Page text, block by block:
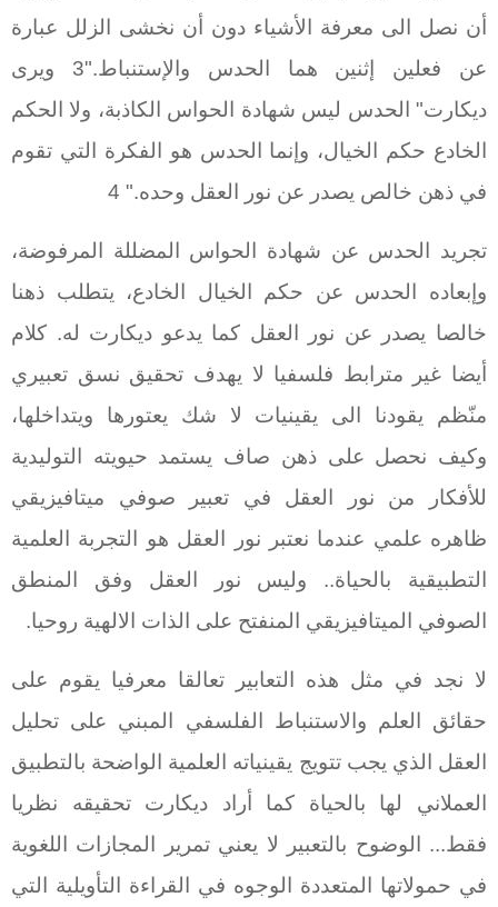
أن نصل الى معرفة الأشياء دون أن نخشى الزلل عبارة
عن فعلين إثنين هما الحدس والإستنباط."3 ويرى
ديكارت" الحدس ليس شهادة الحواس الكاذبة، ولا الحكم
الخادع حكم الخيال، وإنما الحدس هو الفكرة التي تقوم
في ذهن خالص يصدر عن نور العقل وحده." 4
تجريد الحدس عن شهادة الحواس المضللة المرفوضة،
وإبعاده الحدس عن حكم الخيال الخادع، يتطلب ذهنا
خالصا يصدر عن نور العقل كما يدعو ديكارت له. كلام
أيضا غير مترابط فلسفيا لا يهدف تحقيق نسق تعبيري
منّظم يقودنا الى يقينيات لا شك يعتورها ويتداخلها،
وكيف نحصل على ذهن صاف يستمد حيويته التوليدية
للأفكار من نور العقل في تعبير صوفي ميتافيزيقي
ظاهره علمي عندما نعتبر نور العقل هو التجربة العلمية
التطبيقية بالحياة.. وليس نور العقل وفق المنطق
الصوفي الميتافيزيقي المنفتح على الذات الالهية روحيا.
لا نجد في مثل هذه التعابير تعالقا معرفيا يقوم على
حقائق العلم والاستنباط الفلسفي المبني على تحليل
العقل الذي يجب تتويج يقينياته العلمية الواضحة بالتطبيق
العملاني لها بالحياة كما أراد ديكارت تحقيقه نظريا
فقط... الوضوح بالتعبير لا يعني تمرير المجازات اللغوية
في حمولاتها المتعددة الوجوه في القراءة التأويلية التي